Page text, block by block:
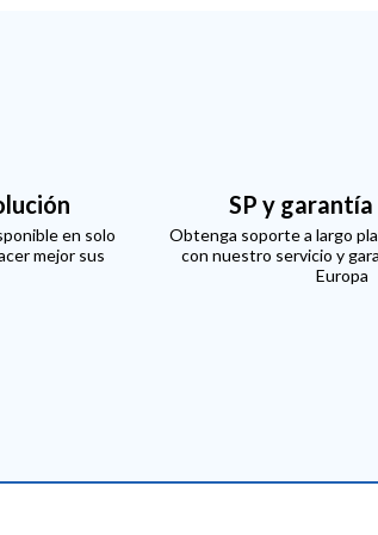
en solo
mejor sus
SP y garantía
Obtenga soporte a largo
con nuestro servicio y
Europa